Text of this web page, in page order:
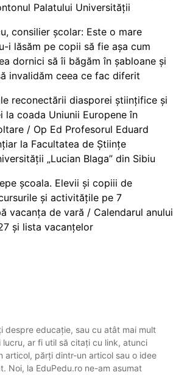
Palatului Universității
consilier școlar: Este o mare
i lăsăm pe copii să fie așa cum
dornici să îi băgăm în șabloane și
invalidăm ceea ce fac diferit
reconectării diasporei științifice și
la coada Uniunii Europene în
/ Op Ed Profesorul Eduard
la Facultatea de Științe
„Lucian Blaga” din Sibiu
școala. Elevii și copiii de
și activitățile pe 7
vacanța de vară / Calendarul anului
și lista vacanțelor
despre educație, sau cu atât mai mult
ar fi util să citați cu link, atunci
articol, părți dintr-un articol sau o idee
Noi, la EduPedu.ro ne-am asumat